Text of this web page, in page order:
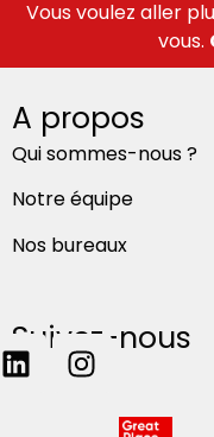
Vous voulez aller
vous.
A propos
Qui sommes-nous ?
Notre équipe
Nos bureaux
Suivez-nous